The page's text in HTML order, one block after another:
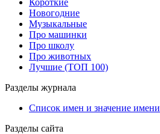
Новогодние
Музыкальные
Про машинки
Про школу
Про животных
Лучшие (ТОП 100)
Разделы журнала
Список имен и значение имени
Разделы сайта